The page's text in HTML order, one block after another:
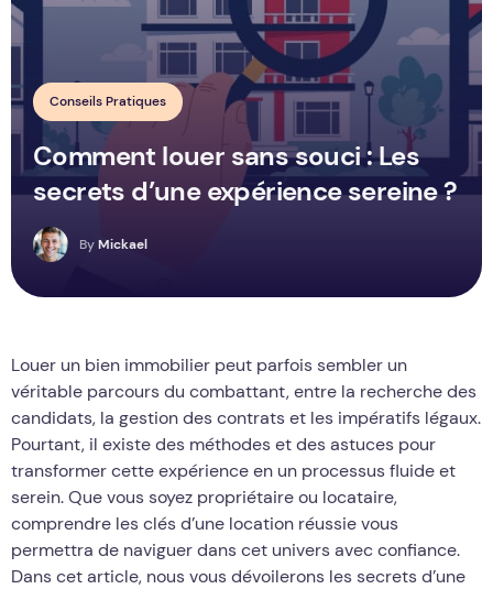
Conseils Pratiques
Comment louer sans souci : Les
secrets d’une expérience sereine ?
M ByMickael
Louer un bien immobilier peut parfois sembler un
véritable parcours du combattant, entre la recherche des
candidats, la gestion des contrats et les impératifs légaux.
Pourtant, il existe des méthodes et des astuces pour
transformer cette expérience en un processus fluide et
serein. Que vous soyez propriétaire ou locataire,
comprendre les clés d’une location réussie vous
permettra de naviguer dans cet univers avec confiance.
Dans cet article, nous vous dévoilerons les secrets d’une